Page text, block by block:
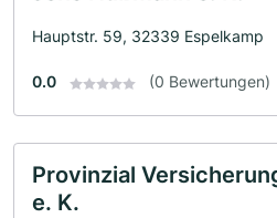
Hauptstr. 59, 32339 Espelkamp
0.0 (0 Bewertungen)
Provinzial
e. K.